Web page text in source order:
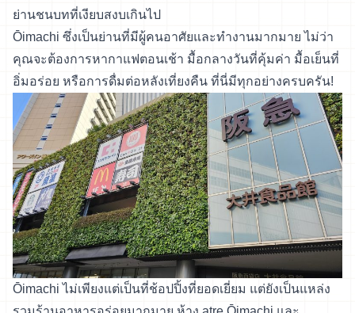
ย่านชนบทที่เงียบสงบเกินไป
Ōimachi ซึ่งเป็นย่านที่มีผู้คนอาศัยและทำงานมากมาย ไม่ว่า
คุณจะต้องการหากาแฟตอนเช้า มื้อกลางวันที่คุ้มค่า มื้อเย็นที่
อิ่มอร่อย หรือการดื่มต่อหลังเที่ยงคืน ที่นี่มีทุกอย่างครบครัน!
Ōimachi ไม่เพียงแต่เป็นที่ช้อปปิ้งที่ยอดเยี่ยม แต่ยังเป็นแหล่ง